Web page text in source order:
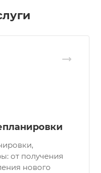
от получения
нового